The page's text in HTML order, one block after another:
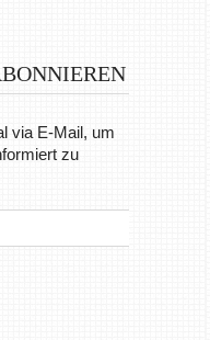
via E-Mail, um
zu